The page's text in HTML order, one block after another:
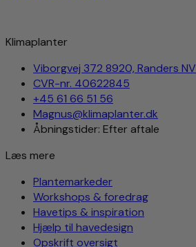
Klimaplanter
Viborgvej 372 8920, Randers NV
CVR-nr. 40622845
+45 61 66 51 56
Magnus@klimaplanter.dk
Åbningstider: Efter aftale
Læs mere
Plantemarkeder
Workshops & foredrag
Havetips & inspiration
Hjælp til havedesign
Opskrift oversigt